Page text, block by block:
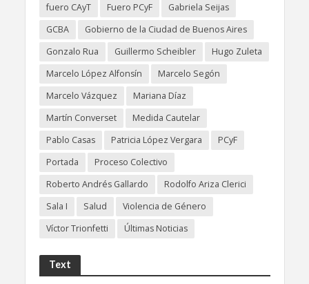
fuero CAyT
Fuero PCyF
Gabriela Seijas
GCBA
Gobierno de la Ciudad de Buenos Aires
Gonzalo Rua
Guillermo Scheibler
Hugo Zuleta
Marcelo López Alfonsín
Marcelo Segón
Marcelo Vázquez
Mariana Díaz
Martín Converset
Medida Cautelar
Pablo Casas
Patricia López Vergara
PCyF
Portada
Proceso Colectivo
Roberto Andrés Gallardo
Rodolfo Ariza Clerici
Sala I
Salud
Violencia de Género
Víctor Trionfetti
Últimas Noticias
Text